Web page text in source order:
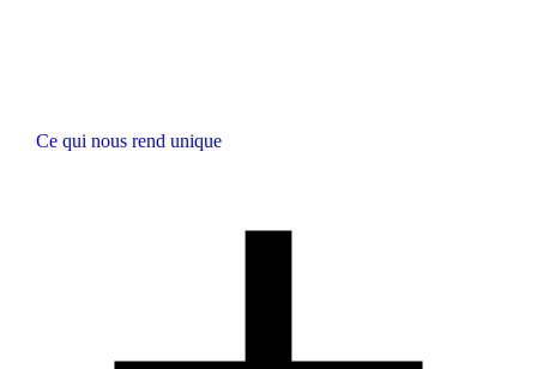
Ce qui nous rend unique